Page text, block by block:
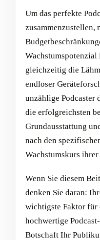
Um das perfekte
zusammenzustellen,
gleichzeitig die
endloser
unzählige Podcaster
die erfolgreichsten
Grundausstattung
nach den
Wachstumskurs ihrer
Wenn Sie diesem
denken Sie daran:
wichtigste Faktor für
hochwertige
Botschaft Ihr